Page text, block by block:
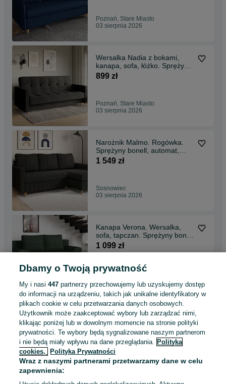
Poznań, Stare Miasto
03 sierpnia 2026
Wersalka Nadia z bokami,
kanapa, sofa, łóżko. Sprężyny
bonell
899 zł
Poznań, Stare Miasto
03 sierpnia 2026
Narożnik Malmo. Rogówka.
Sprężyny bonell, automat,
welur, 2 pojemniki
1 549 zł
Sosnowiec
03 sierpnia 2026
Kanapa Verona. Wersalka,
sofa, tapczan. Sprężyny bonell
funkcja spania
1 099 zł
Gdańsk, Śródmieście
Kanapa Skandynawska.
Wersalka, łóżko, sofa.
Automat, funkcja spania!
1 299 zł
Katowice, Śródmieście
03 sierpnia 2026
Dbamy o Twoją prywatność
My i nasi447 partnerzy przechowujemy lub uzyskujemy dostęp
do informacji na urządzeniu, takich jak unikalne identyfikatory w
plikach cookie w celu przetwarzania danych osobowych.
Użytkownik może zaakceptować wybory lub zarządzać nimi,
klikając poniżej lub w dowolnym momencie na stronie polityki
prywatności. Te wybory będą sygnalizowane naszym partnerom
i nie będą miały wpływu na dane przeglądania. Polityka
cookies,
Polityka Prywatności
Wraz z naszymi partnerami przetwarzamy dane w celu
zapewnienia: